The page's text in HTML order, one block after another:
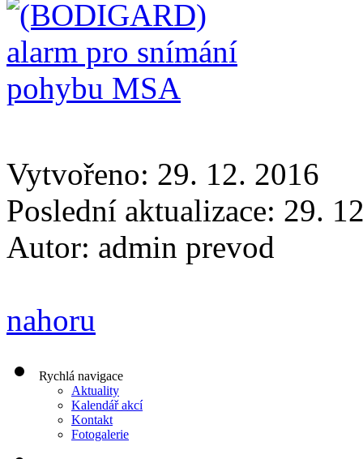
Vytvořeno: 29. 12. 2016
Poslední aktualizace: 29.
Autor: admin prevod
nahoru
Rychlá navigace
Aktuality
Kalendář akcí
Kontakt
Fotogalerie